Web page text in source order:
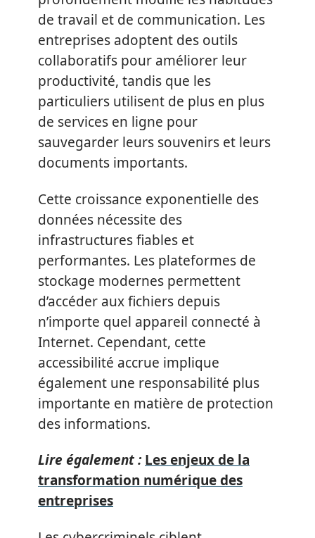
de travail et de communication. Les
entreprises adoptent des outils
collaboratifs pour améliorer leur
productivité, tandis que les
particuliers utilisent de plus en plus
de services en ligne pour
sauvegarder leurs souvenirs et leurs
documents importants.
Cette croissance exponentielle des
données nécessite des
infrastructures fiables et
performantes. Les plateformes de
stockage modernes permettent
d’accéder aux fichiers depuis
n’importe quel appareil connecté à
Internet. Cependant, cette
accessibilité accrue implique
également une responsabilité plus
importante en matière de protection
des informations.
Lire également : Les enjeux de la
transformation numérique des
entreprises